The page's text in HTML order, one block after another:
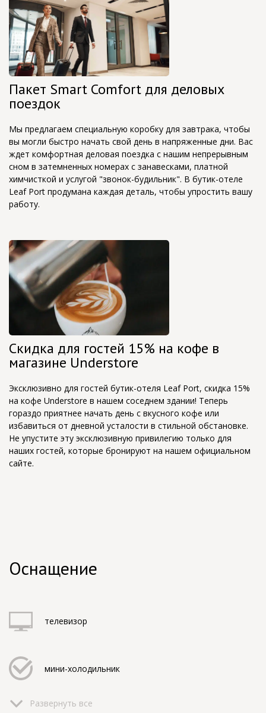
Пакет Smart Comfort для деловых
поездок
Мы предлагаем специальную коробку для завтрака, чтобы
вы могли быстро начать свой день в напряженные дни. Вас
ждет комфортная деловая поездка с нашим непрерывным
сном в затемненных номерах с занавесками, платной
химчисткой и услугой "звонок-будильник". В бутик-отеле
Leaf Port продумана каждая деталь, чтобы упростить вашу
работу.
Скидка для гостей 15% на кофе в
магазине Understore
Эксклюзивно для гостей бутик-отеля Leaf Port, скидка 15%
на кофе Understore в нашем соседнем здании! Теперь
гораздо приятнее начать день с вкусного кофе или
избавиться от дневной усталости в стильной обстановке.
Не упустите эту эксклюзивную привилегию только для
наших гостей, которые бронируют на нашем официальном
сайте.
Оснащение
телевизор
мини-холодильник
Развернуть все